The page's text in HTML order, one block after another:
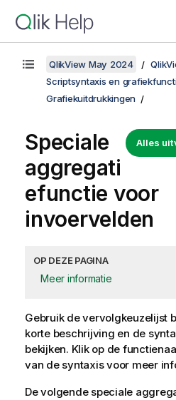
QlikView May 2024
Scriptsyntaxis en
Grafiekuitdrukkingen
Alles
Speciale
aggregati
efunctie voor
invoervelden
OP DEZE PAGINA
Meer informatie
Gebruik de vervolgkeuzelijst
korte beschrijving en de
bekijken. Klik op de
van de syntaxis voor meer
De volgende speciale